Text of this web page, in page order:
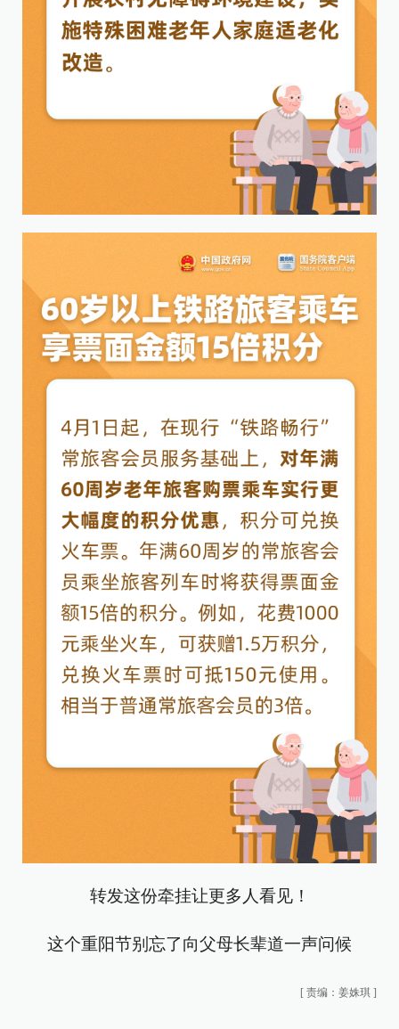
转发这份牵挂让更多人看见！
这个重阳节别忘了向父母长辈道一声问候
[ 责编：姜姝琪 ]